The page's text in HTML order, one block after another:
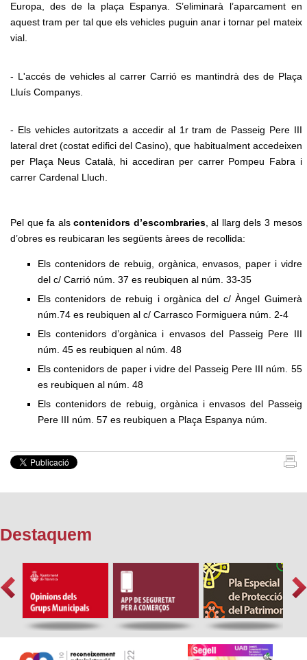
Europa, des de la plaça Espanya. S’eliminarà l’aparcament en
aquest tram per tal que els vehicles puguin anar i tornar pel mateix
vial.
- L'accés de vehicles al carrer Carrió es mantindrà des de Plaça
Lluís Companys.
- Els vehicles autoritzats a accedir al 1r tram de Passeig Pere III
lateral dret (costat edifici del Casino), que habitualment accedeixen
per Plaça Neus Català, hi accediran per carrer Pompeu Fabra i
carrer Cardenal Lluch.
Pel que fa alscontenidors d’escombraries, al llarg dels 3 mesos
d’obres es reubicaran les següents àrees de recollida:
Els contenidors de rebuig, orgànica, envasos, paper i vidre
del c/ Carrió núm. 37 es reubiquen al núm. 33-35
Els contenidors de rebuig i orgànica del c/ Àngel Guimerà
núm.74 es reubiquen al c/ Carrasco Formiguera núm. 2-4
Els contenidors d’orgànica i envasos del Passeig Pere III
núm. 45 es reubiquen al núm. 48
Els contenidors de paper i vidre del Passeig Pere III núm. 55
es reubiquen al núm. 48
Els contenidors de rebuig, orgànica i envasos del Passeig
Pere III núm. 57 es reubiquen a Plaça Espanya núm.
Destaquem